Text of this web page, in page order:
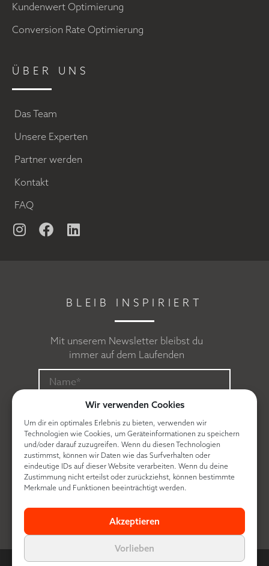
Wir verwenden Cookies
Um dir ein optimales Erlebnis zu bieten, verwenden wir
Technologien wie Cookies, um Geräteinformationen zu speichern
und/oder darauf zuzugreifen. Wenn du diesen Technologien
zustimmst, können wir Daten wie das Surfverhalten oder
eindeutige IDs auf dieser Website verarbeiten. Wenn du deine
Zustimmung nicht erteilst oder zurückziehst, können bestimmte
Merkmale und Funktionen beeinträchtigt werden.
Akzeptieren
Vorlieben
Kundenwert Optimierung
Conversion Rate Optimierung
ÜBER UNS
Das Team
Unsere Experten
Partner werden
Kontakt
FAQ
BLEIB INSPIRIERT
Mit unserem Newsletter bleibst du
immer auf dem Laufenden
Ich erkläre mich mit derDatenschutzerklärung
© Contra made by